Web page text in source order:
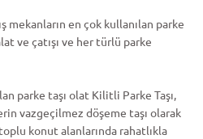
mekanların en çok kullanılan parke
ve çatışı ve her türlü parke
parke taşı olat Kilitli Parke Taşı,
vazgeçilmez döşeme taşı olarak
konut alanlarında rahatlıkla